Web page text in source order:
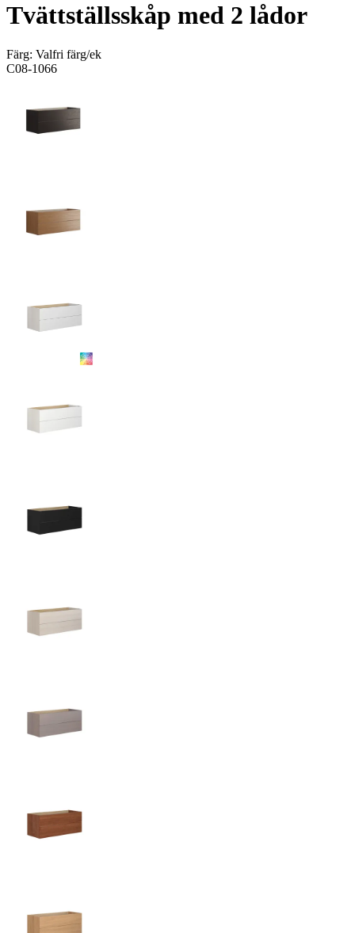
Tvättställsskåp med 2 lådor
Färg: Valfri färg/ek
C08-1066